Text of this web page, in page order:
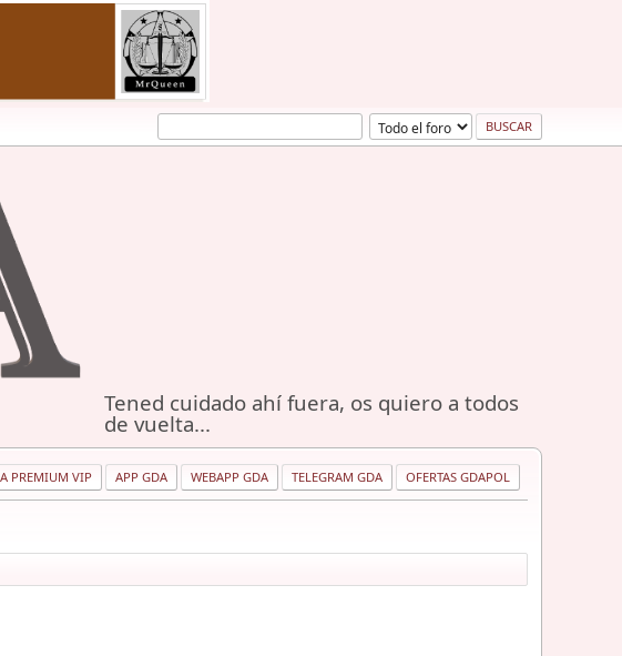
Tened cuidado ahí fuera, os quiero a todos
de vuelta...
PREMIUM VIP APP GDA WEBAPP GDA TELEGRAM GDA OFERTAS GDAPOL